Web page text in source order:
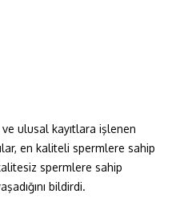
ulusal kayıtlara işlenen
en kaliteli spermlere sahip
spermlere sahip
bildirdi.